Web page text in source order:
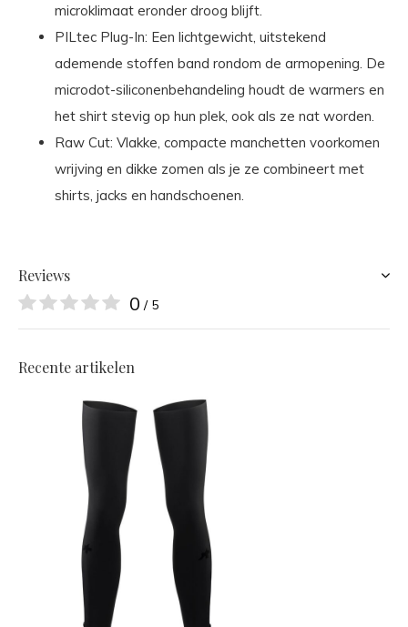
microklimaat eronder droog blijft.
PILtec Plug-In: Een lichtgewicht, uitstekend
ademende stoffen band rondom de armopening. De
microdot-siliconenbehandeling houdt de warmers en
het shirt stevig op hun plek, ook als ze nat worden.
Raw Cut: Vlakke, compacte manchetten voorkomen
wrijving en dikke zomen als je ze combineert met
shirts, jacks en handschoenen.
Reviews
0 / 5
Recente artikelen